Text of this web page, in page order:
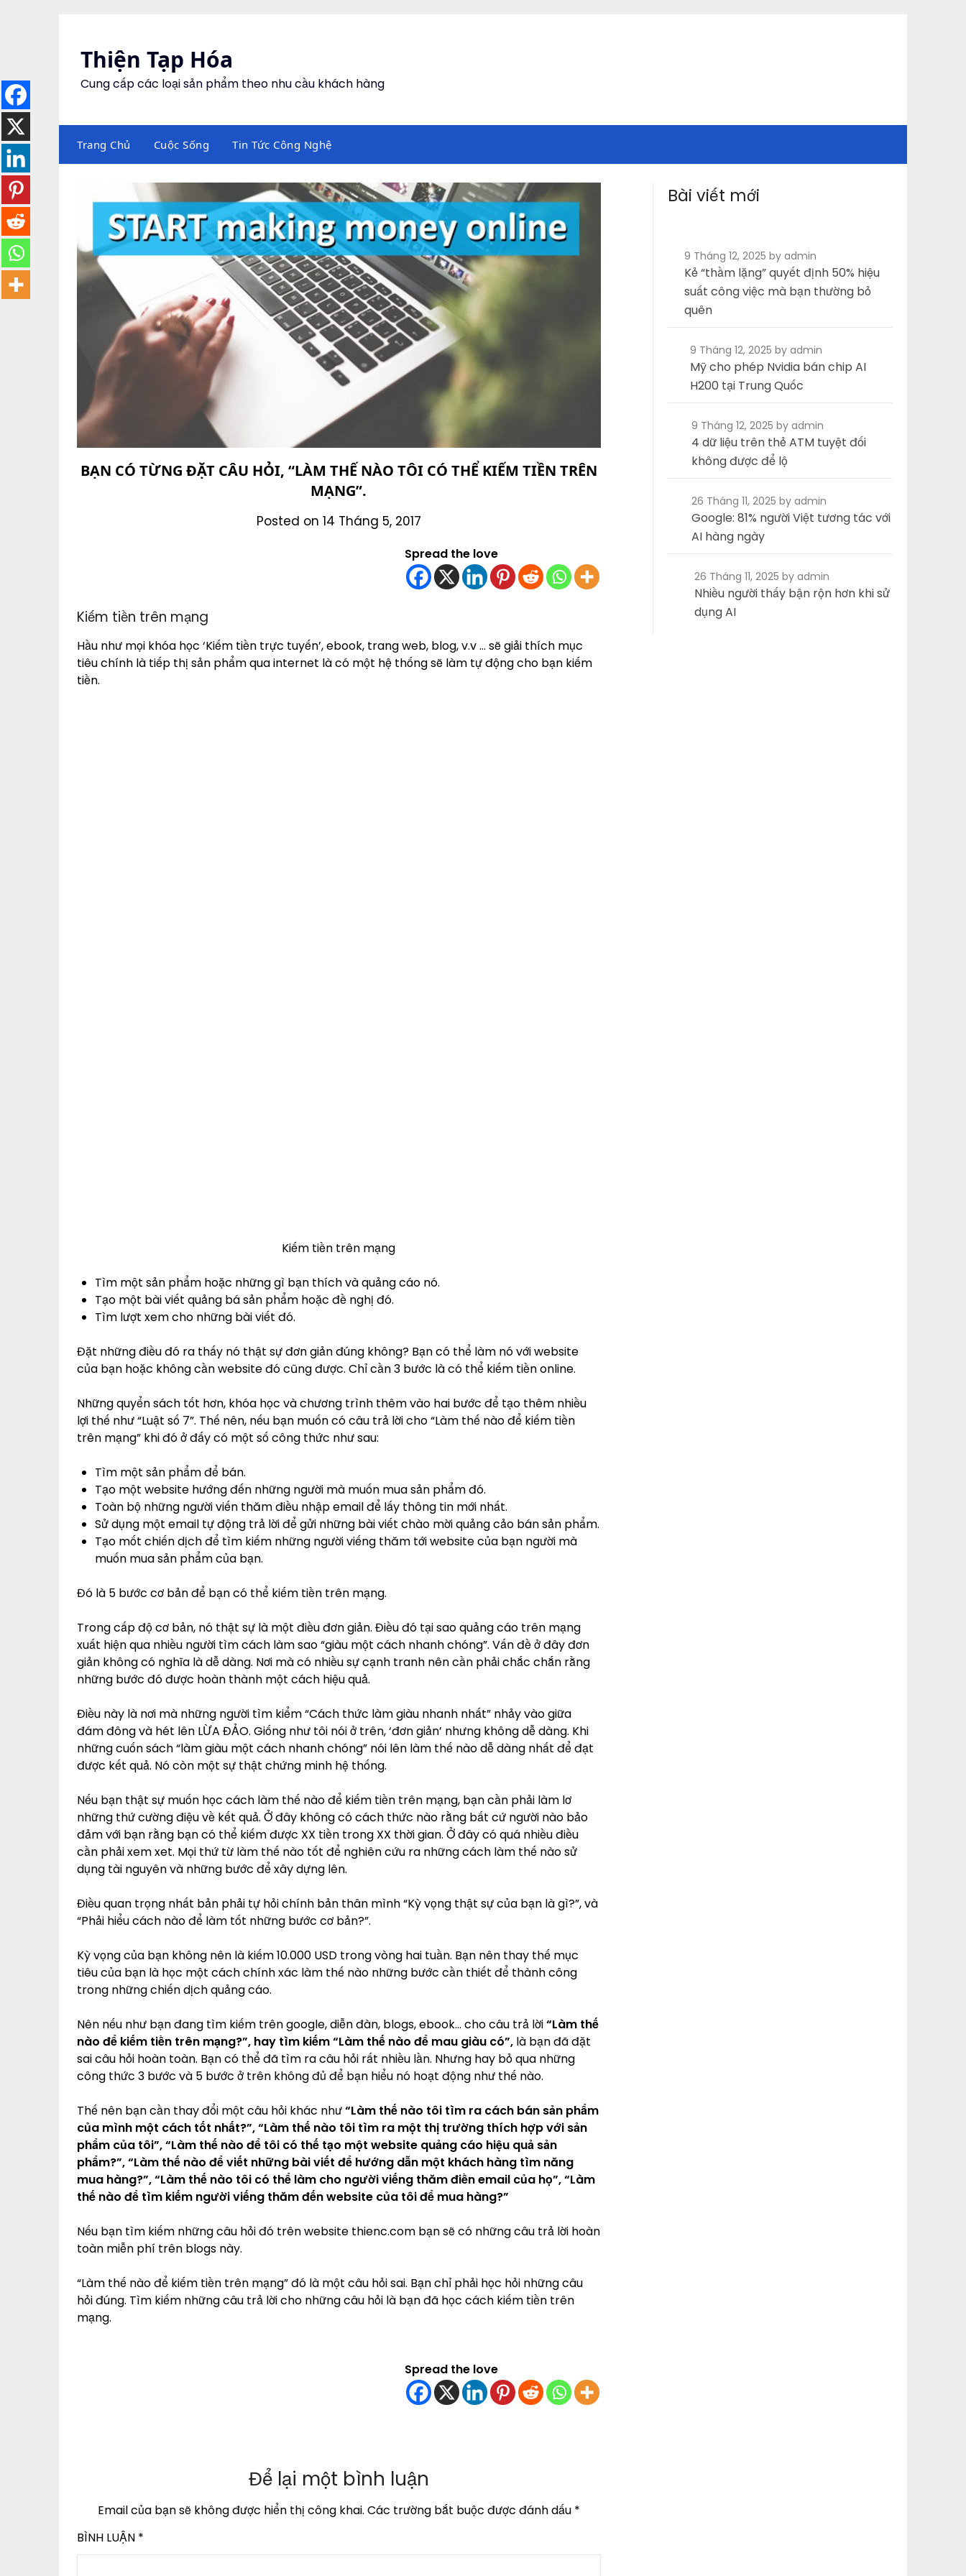
Thiện Tạp Hóa
Cung cấp các loại sản phẩm theo nhu cầu khách hàng
Trang Chủ Cuộc Sống Tin Tức Công Nghệ
BẠN CÓ TỪNG ĐẶT CÂU HỎI, “LÀM THẾ NÀO TÔI CÓ THỂ KIẾM TIỀN TRÊN
MẠNG”.
Posted on 14 Tháng 5, 2017
Spread the love
Kiếm tiền trên mạng
Hầu như mọi khóa học ‘Kiếm tiền trực tuyến’, ebook, trang web, blog, v.v … sẽ giải thích mục
tiêu chính là tiếp thị sản phẩm qua internet là có một hệ thống sẽ làm tự động cho bạn kiếm
tiền.
Kiếm tiền trên mạng
Tìm một sản phẩm hoặc những gì bạn thích và quảng cáo nó.
Tạo một bài viết quảng bá sản phẩm hoặc đề nghị đó.
Tìm lượt xem cho những bài viết đó.
Đặt những điều đó ra thấy nó thật sự đơn giản đúng không? Bạn có thể làm nó với website
của bạn hoặc không cần website đó cũng được. Chỉ cần 3 bước là có thể kiếm tiền online.
Những quyển sách tốt hơn, khóa học và chương trình thêm vào hai bước để tạo thêm nhiều
lợi thế như “Luật số 7”. Thế nên, nếu bạn muốn có câu trả lời cho “Làm thế nào để kiếm tiền
trên mạng” khi đó ở đấy có một số công thức như sau:
Tìm một sản phẩm để bán.
Tạo một website hướng đến những người mà muốn mua sản phẩm đó.
Toàn bộ những người viến thăm điều nhập email để lấy thông tin mới nhất.
Sử dụng một email tự động trả lời để gửi những bài viết chào mời quảng cảo bán sản phẩm.
Tạo mốt chiến dịch để tìm kiếm những người viếng thăm tới website của bạn người mà
muốn mua sản phẩm của bạn.
Đó là 5 bước cơ bản để bạn có thể kiếm tiền trên mạng.
Trong cấp độ cơ bản, nó thật sự là một điều đơn giản. Điều đó tại sao quảng cáo trên mạng
xuất hiện qua nhiều người tìm cách làm sao “giàu một cách nhanh chóng”. Vấn đề ở đây đơn
giản không có nghĩa là dễ dàng. Nơi mà có nhiều sự cạnh tranh nên cần phải chắc chắn rằng
những bước đó được hoàn thành một cách hiệu quả.
Điều này là nơi mà những người tìm kiểm “Cách thức làm giàu nhanh nhất” nhảy vào giữa
đám đông và hét lên LỪA ĐẢO. Giống như tôi nói ở trên, ‘đơn giản’ nhưng không dễ dàng. Khi
những cuốn sách “làm giàu một cách nhanh chóng” nói lên làm thế nào dễ dàng nhất để đạt
được kết quả. Nó còn một sự thật chứng minh hệ thống.
Nếu bạn thật sự muốn học cách làm thế nào để kiếm tiền trên mạng, bạn cần phải làm lơ
những thứ cường điệu về kết quả. Ở đây không có cách thức nào rằng bất cứ người nào bảo
đảm với bạn rằng bạn có thể kiếm được XX tiền trong XX thời gian. Ở đây có quá nhiều điều
cần phải xem xet. Mọi thứ từ làm thế nào tốt để nghiên cứu ra những cách làm thế nào sử
dụng tài nguyên và những bước để xây dựng lên.
Điều quan trọng nhất bản phải tự hỏi chính bản thân mình “Kỳ vọng thật sự của bạn là gì?”, và
“Phải hiểu cách nào để làm tốt những bước cơ bản?”.
Kỳ vọng của bạn không nên là kiếm 10.000 USD trong vòng hai tuần. Bạn nên thay thế mục
tiêu của bạn là học một cách chính xác làm thế nào những bước cần thiết để thành công
trong những chiến dịch quảng cáo.
Nên nếu như bạn đang tìm kiếm trên google, diễn đàn, blogs, ebook… cho câu trả lời“Làm thế
nào để kiếm tiền trên mạng?”, hay tìm kiếm “Làm thế nào để mau giàu có”, là bạn đã đặt
sai câu hỏi hoàn toàn. Bạn có thể đã tìm ra câu hỏi rất nhiều lần. Nhưng hay bỏ qua những
công thức 3 bước và 5 bước ở trên không đủ để bạn hiểu nó hoạt động như thế nào.
Thế nên bạn cần thay đổi một câu hỏi khác như“Làm thế nào tôi tìm ra cách bán sản phẩm
của mình một cách tốt nhất?”, “Làm thế nào tôi tìm ra một thị trường thích hợp với sản
phẩm của tôi”, “Làm thế nào để tôi có thế tạo một website quảng cáo hiệu quả sản
phẩm?”, “Làm thế nào để viết những bài viết để hướng dẫn một khách hàng tìm năng
mua hàng?”, “Làm thế nào tôi có thể làm cho người viếng thăm điền email của họ”, “Làm
thế nào để tìm kiếm người viếng thăm đến website của tôi để mua hàng?”
Nếu bạn tìm kiếm những câu hỏi đó trên website thienc.com bạn sẽ có những câu trả lời hoàn
toàn miễn phí trên blogs này.
“Làm thế nào để kiếm tiền trên mạng” đó là một câu hỏi sai. Bạn chỉ phải học hỏi những câu
hỏi đúng. Tìm kiếm những câu trả lời cho những câu hỏi là bạn đã học cách kiếm tiền trên
mạng.
Spread the love
Để lại một bình luận
Email của bạn sẽ không được hiển thị công khai. Các trường bắt buộc được đánh dấu *
BÌNH LUẬN *
Bài viết mới
9 Tháng 12, 2025 by admin
Kẻ “thầm lặng” quyết định 50% hiệu
suất công việc mà bạn thường bỏ
quên
9 Tháng 12, 2025by admin
Mỹ cho phép Nvidia bán chip AI
H200 tại Trung Quốc
9 Tháng 12, 2025by admin
4 dữ liệu trên thẻ ATM tuyệt đối
không được để lộ
26 Tháng 11, 2025 by admin
Google: 81% người Việt tương tác với
AI hàng ngày
26 Tháng 11, 2025by admin
Nhiều người thấy bận rộn hơn khi sử
dụng AI